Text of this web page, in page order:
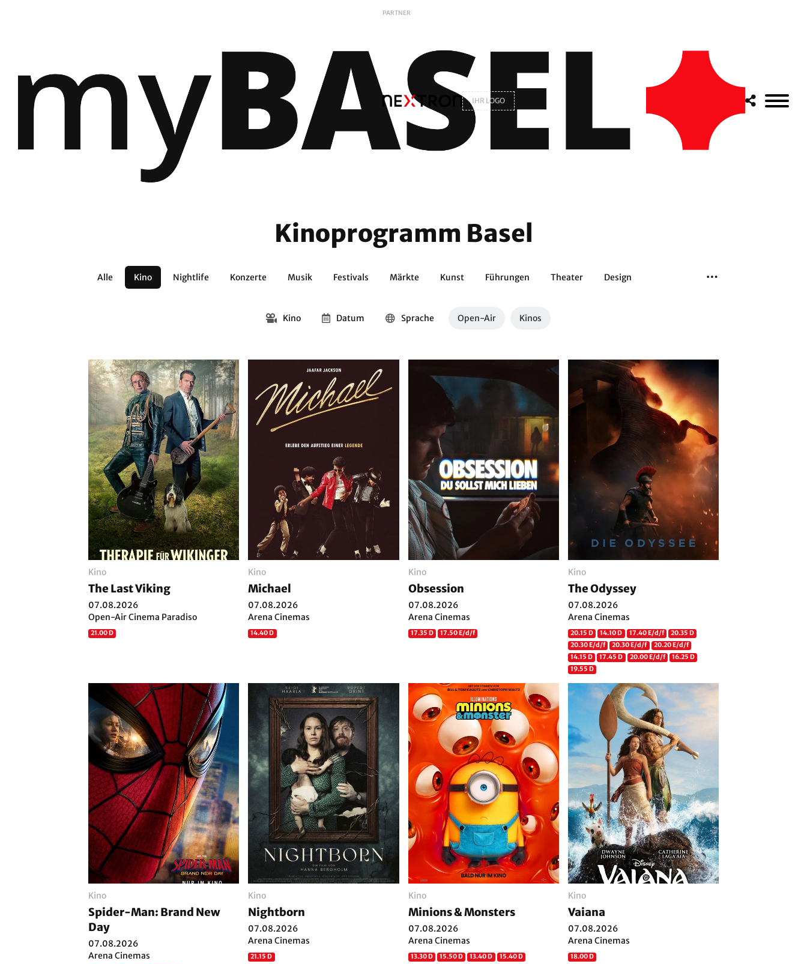
PARTNER
IHR LOGO
Kinoprogramm Basel
Alle Kino Nightlife Konzerte Musik Festivals Märkte Kunst Führungen Theater Design
Kino Datum Sprache Open-Air Kinos
Kino
The Last Viking
07.08.2026
Open-Air Cinema Paradiso
21.00 D
Kino
Michael
07.08.2026
Arena Cinemas
14.40 D
Kino
Obsession
07.08.2026
Arena Cinemas
17.35 D 17.50 E/d/f
Kino
The Odyssey
07.08.2026
Arena Cinemas
20.15 D 14.10 D 17.40 E/d/f
20.35 D
20.30 E/d/f
20.30 E/d/f
20.20 E/d/f
14.15 D
17.45 D 20.00 E/d/f
16.25 D
19.55 D
Kino
Spider-Man: Brand New
Day
07.08.2026
Arena Cinemas
Kino
Nightborn
07.08.2026
Arena Cinemas
21.15 D
Kino
Minions & Monsters
07.08.2026
Arena Cinemas
13.30 D 15.50 D 13.40 D
15.40 D
Kino
Vaiana
07.08.2026
Arena Cinemas
18.00 D